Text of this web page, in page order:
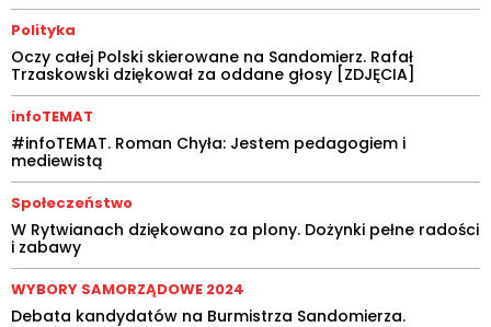
Polityka
Oczy całej Polski skierowane na Sandomierz. Rafał
Trzaskowski dziękował za oddane głosy [ZDJĘCIA]
infoTEMAT
#infoTEMAT. Roman Chyła: Jestem pedagogiem i
mediewistą
Społeczeństwo
W Rytwianach dziękowano za plony. Dożynki pełne radości
i zabawy
WYBORY SAMORZĄDOWE 2024
Debata kandydatów na Burmistrza Sandomierza.